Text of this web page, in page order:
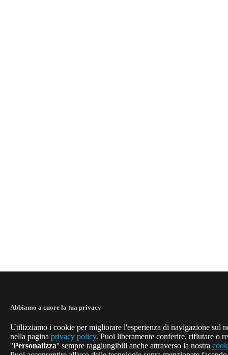
Abbiamo a cuore la tua privacy
Utilizziamo i cookie per migliorare l'esperienza di navigazione sul
nella pagina privacy policy. Puoi liberamente conferire, rifiutare o
''Personalizza'' sempre raggiungibili anche attraverso la nostra